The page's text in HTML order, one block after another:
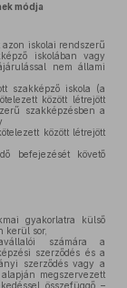
módja
iskolai rendszerű
iskolában vagy
nem állami
szakképző iskola (a
között létrejött
szakképzésben a
között létrejött
befejezését követő
gyakorlatra külső
kerül sor,
számára a
szerződés és a
szerződés vagy a
megszervezett
összefüggő –